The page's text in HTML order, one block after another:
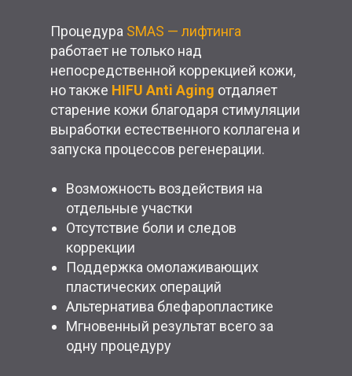
Процедура SMAS — лифтинга
работает не только над
непосредственной коррекцией кожи,
но также HIFU Аnti Aging отдаляет
старение кожи благодаря стимуляции
выработки естественного коллагена и
запуска процессов регенерации.
Возможность воздействия на
отдельные участки
Отсутствие боли и следов
коррекции
Поддержка омолаживающих
пластических операций
Альтернатива блефаропластике
Мгновенный результат всего за
одну процедуру